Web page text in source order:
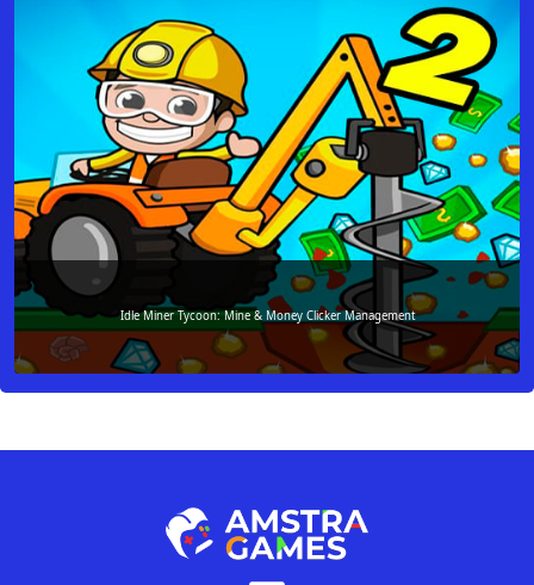
Idle Miner Tycoon: Mine & Money Clicker Management